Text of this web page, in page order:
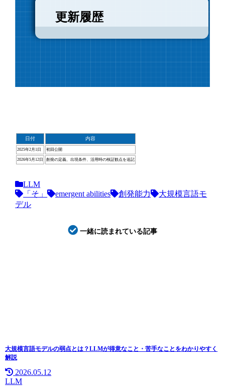
更新履歴
日付 内容
2025年2月1日 初回公開
2026年5月12日 創発の定義、出現条件、活用時の検証観点を追記
LLM
「そ」
emergent abilities 創発能力
大規模言語モ
デル
一緒に読まれている記事
大規模言語モデルの弱点とは？LLMが得意なこと・苦手なことをわかりやすく
解説
2026.05.12
LLM